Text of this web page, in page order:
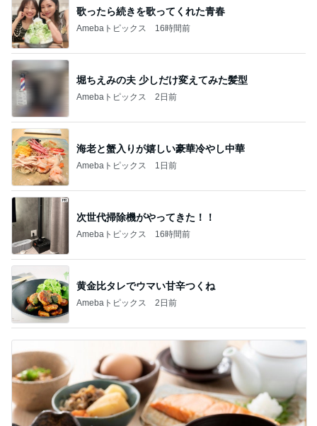
歌ったら続きを歌ってくれた青春
Amebaトピックス 16時間前
堀ちえみの夫 少しだけ変えてみた髪型
Amebaトピックス 2日前
海老と蟹入りが嬉しい豪華冷やし中華
Amebaトピックス 1日前
次世代掃除機がやってきた！！
Amebaトピックス 16時間前
黄金比タレでウマい甘辛つくね
Amebaトピックス 2日前